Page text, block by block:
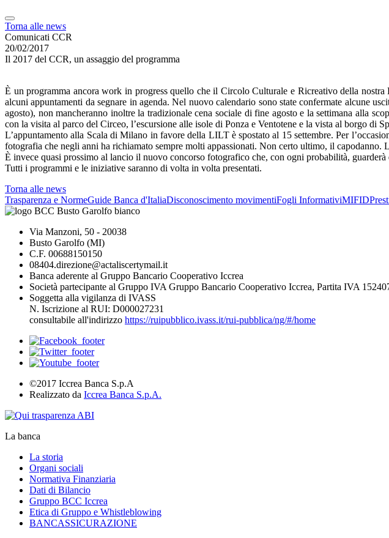
Torna alle news
Comunicati CCR
20/02/2017
Il 2017 del CCR, un assaggio del programma
È un programma ancora work in progress quello che il Circolo Culturale e Ricreativo della
alcuni appuntamenti da segnare in agenda. Nel nuovo calendario sono state confermate alcune
agosto), non mancheranno inoltre la tradizionale cena sociale di fine agosto e la settimana alla
con la visita al parco del Circeo, l’escursione alle isole di Ponza e Ventotene e la vista al borgo di
L’appuntamento alla Scala di Milano in favore della LILT è spostato al 15 settembre. Per
fotografia che negli anni ha richiamato sempre molti appassionati. Non certo ultimo, il capodanno.
È invece quasi prossimo al lancio il nuovo concorso fotografico che, con ogni probabilità,
Tutti i programmi e le iniziative saranno di volta in volta presentati.
Torna alle news
Trasparenza e NormeGuide Banca d'ItaliaDisconoscimento movimentiFogli InformativiMIFID
Via Manzoni, 50 - 20038
Busto Garolfo (MI)
C.F. 00688150150
08404.direzione@actaliscertymail.it
Banca aderente al Gruppo Bancario Cooperativo Iccrea
Società partecipante al Gruppo IVA Gruppo Bancario Cooperativo Iccrea, Partita IVA
Soggetta alla vigilanza di IVASS
N. Iscrizione al RUI: D000027231
consultabile all'indirizzo https://ruipubblico.ivass.it/rui-pubblica/ng/#/home
©2017 Iccrea Banca S.p.A
Realizzato da Iccrea Banca S.p.A.
La banca
La storia
Organi sociali
Normativa Finanziaria
Dati di Bilancio
Gruppo BCC Iccrea
Etica di Gruppo e Whistleblowing
BANCASSICURAZIONE